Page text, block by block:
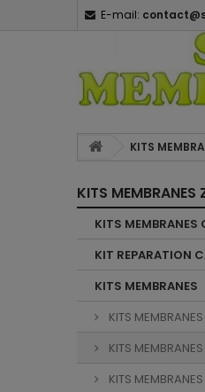
E-mail:
KITS
KITS MEMBRANES
KITS MEMBRANES
KIT REPARATION
KITS MEMBRANES
KITS
KITS
KITS